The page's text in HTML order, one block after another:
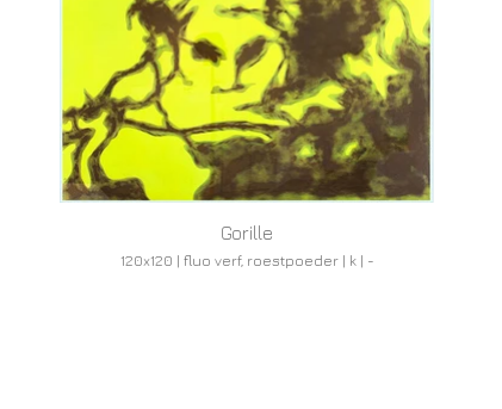
Gorille
120x120 | fluo verf, roestpoeder | k | -